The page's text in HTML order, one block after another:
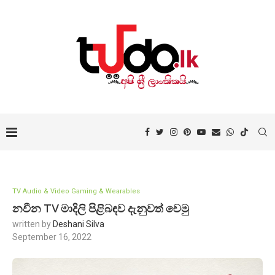
TV Audio & Video Gaming & Wearables
නවීන TV මාදිලි පිළිබඳව දැනුවත් වෙමු
written by Deshani Silva
September 16, 2022